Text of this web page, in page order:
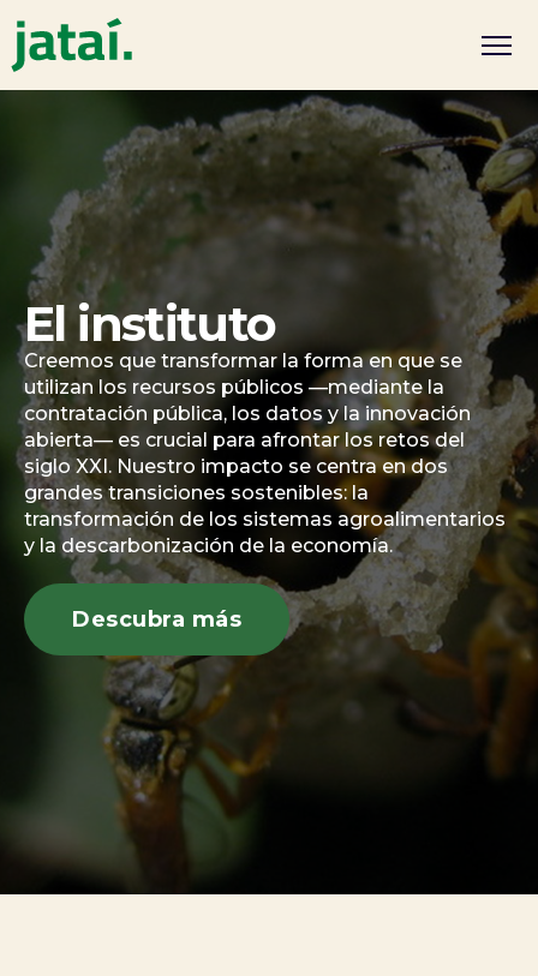
El instituto
Creemos que transformar la forma en que se
utilizan los recursos públicos —mediante la
contratación pública, los datos y la innovación
abierta— es crucial para afrontar los retos del
siglo XXI. Nuestro impacto se centra en dos
grandes transiciones sostenibles: la
transformación de los sistemas agroalimentarios
y la descarbonización de la economía.
Descubra más